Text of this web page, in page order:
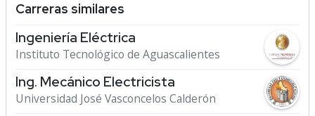
Carreras similares
Ingeniería Eléctrica
Instituto Tecnológico de Aguascalientes
Ing. Mecánico Electricista
Universidad José Vasconcelos Calderón